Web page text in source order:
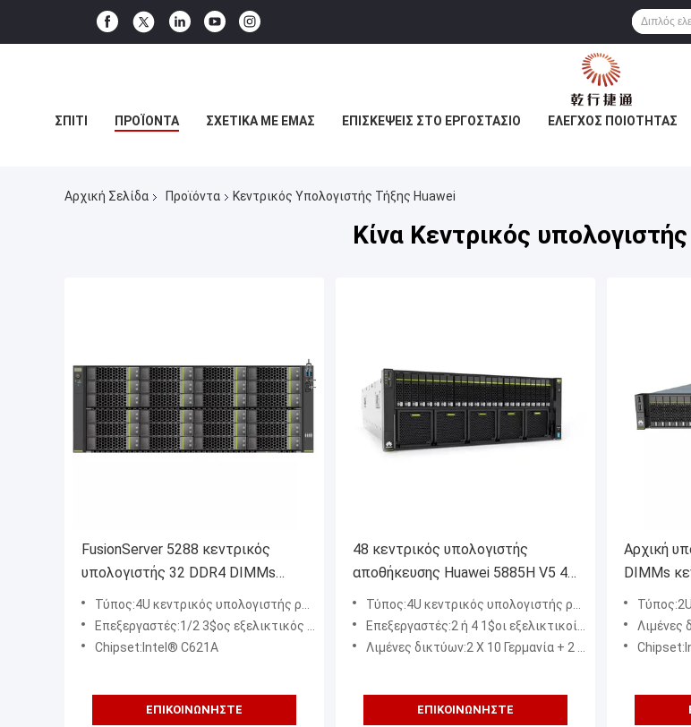
ΣΠΊΤΙ ΠΡΟΪΌΝΤΑ ΣΧΕΤΙΚΆ ΜΕ ΕΜΆΣ ΕΠΙΣΚΈΨΕΙΣ ΣΤΟ ΕΡΓΟΣΤΆΣΙΟ ΈΛΕΓΧΟΣ ΠΟΙΌΤΗΤΑΣ
Αρχική Σελίδα Προϊόντα Κεντρικός Υπολογιστής Τήξης Huawei
Κίνα Κεντρικός
FusionServer 5288 κεντρικός
υπολογιστής 32 DDR4 DIMMs
ραφιών V6 4U 44 σκληροί δίσκοι
3,5 ιντσών
Τύπος:4U κεντρικός υπολογιστής ραφιών
Επεξεργαστές:1/2 3$ος εξελικτικός επεξεργαστής Intel® Xeon® παραγωγής (λίμνη πάγου) (8300/6300/5300/4300 σειρές),
Chipset:Intel® C621A
ΕΠΙΚΟΙΝΩΝΉΣΤΕ
48 κεντρικός υπολογιστής
αποθήκευσης Huawei 5885H V5 4U
κεντρικών υπολογιστών τήξης
DDR4 DIMMs Huawei
Τύπος:4U κεντρικός υπολογιστής ραφιών
Επεξεργαστές:2 ή 4 1$οι εξελικτικοί επεξεργαστές Intel® Xeon® παραγωγής (5100/6100/8100 σειρά), μέχρι 205 W
Λιμένες δικτύων:2 X 10 Γερμανία + 2 λιμένες Χ Γερμανία
ΕΠΙΚΟΙΝΩΝΉΣΤΕ
Αρχική
DIMMs
ραφιών
Xeon 2U
Τύπος:2U
Λιμένες